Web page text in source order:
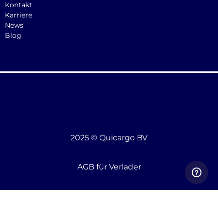
Kontakt
Karriere
News
Blog
2025 © Quicargo BV
AGB für Verlader